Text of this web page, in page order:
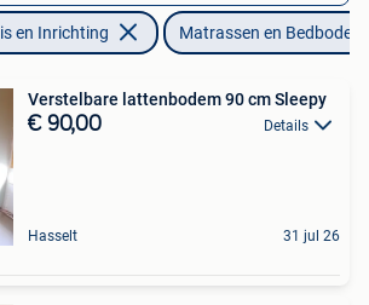
en Inrichting Matrassen en
Verstelbare lattenbodem 90 cm Sleepy
€ 90,00 Details
Hasselt 31 jul 26